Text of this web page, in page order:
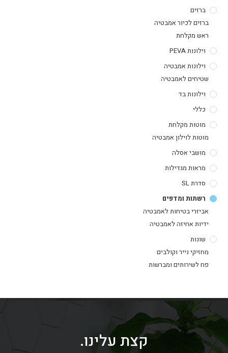
ברזים
ברזים לכיור אמבטיה
ראש מקלחת
וילונות PEVA
וילונות אמבטיה
שטיחים לאמבטיה
וילונות בד
כללי
מוטות מקלחת
מוטות לוילון אמבטיה
מושבי אסלה
מראות מגדילות
סדרת SL
רשתות ומדפים
אביזרי בטיחות לאמבטיה
ידיות אחיזה לאמבטיה
שונות
מחזיקי נייר וקולבים
פח לשירותים ומברשות
קצת עלינו.